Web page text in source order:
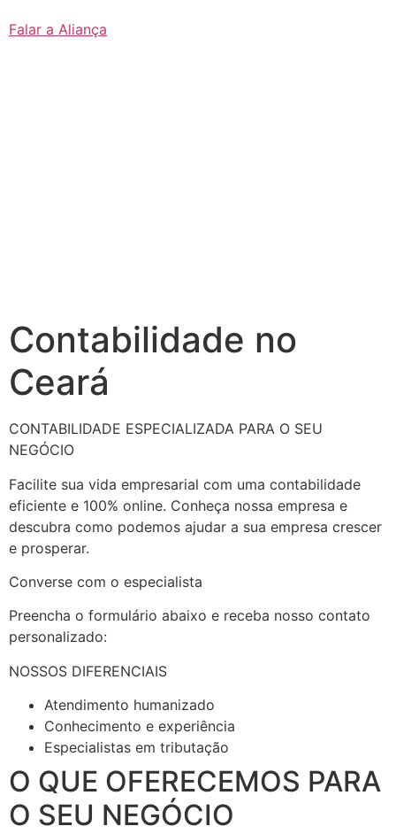
Falar a Aliança
Contabilidade no
Ceará
CONTABILIDADE ESPECIALIZADA PARA O SEU
NEGÓCIO
Facilite sua vida empresarial com uma contabilidade
eficiente e 100% online. Conheça nossa empresa e
descubra como podemos ajudar a sua empresa crescer
e prosperar.
Converse com o especialista
Preencha o formulário abaixo e receba nosso contato
personalizado:
NOSSOS DIFERENCIAIS
Atendimento humanizado
Conhecimento e experiência
Especialistas em tributação
O QUE OFERECEMOS PARA
O SEU NEGÓCIO